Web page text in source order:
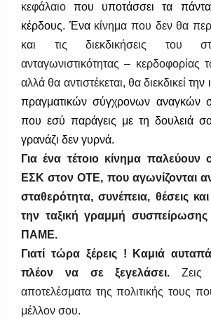
κεφάλαιοπου υποτάσσει τα
κέρδους. Ένα κίνημα που δεν θα
και τις διεκδικήσεις του
ανταγωνιστικότητας –
αλλά θα αντιστέκεται, θα διεκδικείτην
πραγματικών σύγχρονων αναγκών
που εσύ παράγεις με τη δουλειά
γρανάζι δεν γυρνά.
Για ένα τέτοιο κίνημα παλεύουν
ΕΣΚ στον ΟΤΕ, που αγωνίζονται
σταθερότητα, συνέπεια, θέσεις
την ταξική γραμμή
ΠΑΜΕ.
Γιατί τώρα ξέρεις ! Καμιά
πλέον να σε ξεγελάσει.Ζεις
αποτελέσματα της πολιτικής τους
μέλλον σου.